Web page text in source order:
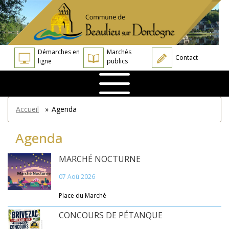
Aller
au
contenu
principal
Démarches en
ligne
Marchés
publics
Contact
You
are
here
Accueil » Agenda
Agenda
MARCHÉ NOCTURNE
07 Aoû 2026
Place du Marché
CONCOURS DE PÉTANQUE
Panneau de gestion des cookies